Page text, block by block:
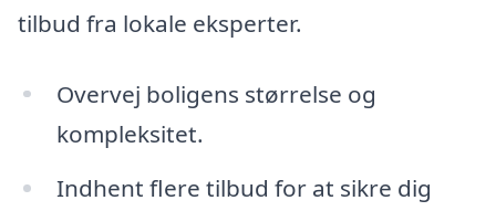
tilbud fra lokale eksperter.
Overvej boligens størrelse og
kompleksitet.
Indhent flere tilbud for at sikre dig